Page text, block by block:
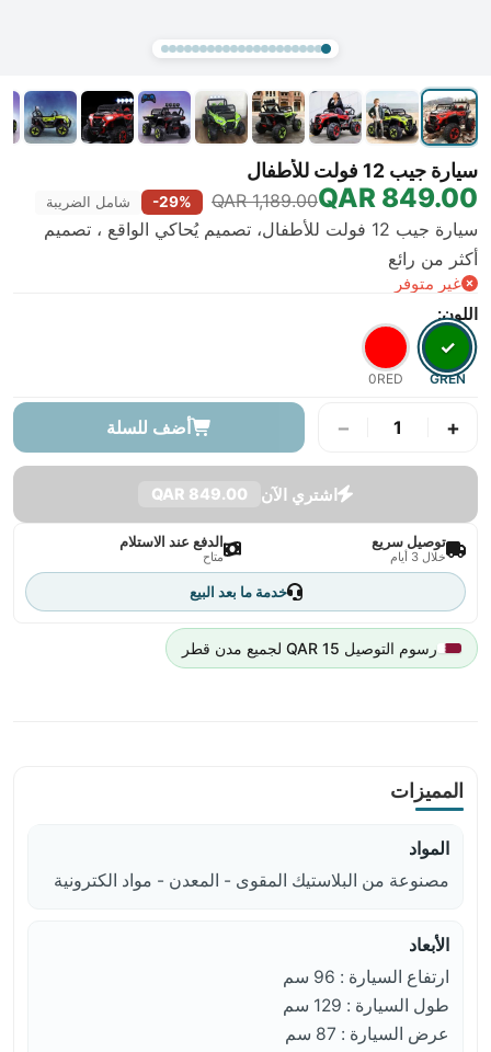
سيارة جيب 12 فولت للأطفال
849.00 QAR
1,189.00 QAR
-29% شامل الضريبة
سيارة جيب 12 فولت للأطفال، تصميم يُحاكي الواقع ، تصميم
أكثر من رائع
غير متوفر
اللون:
✓
GREN
0RED
+
1
− أضف للسلة
اشتري الآن 849.00 QAR
توصيل سريع
خلال 3 أيام
الدفع عند الاستلام
متاح
خدمة ما بعد البيع
رسوم التوصيل 15 QAR لجميع مدن قطر
المميزات
المواد
مصنوعة من البلاستيك المقوى - المعدن - مواد الكترونية
الأبعاد
ارتفاع السيارة : 96 سم
طول السيارة : 129 سم
عرض السيارة : 87 سم